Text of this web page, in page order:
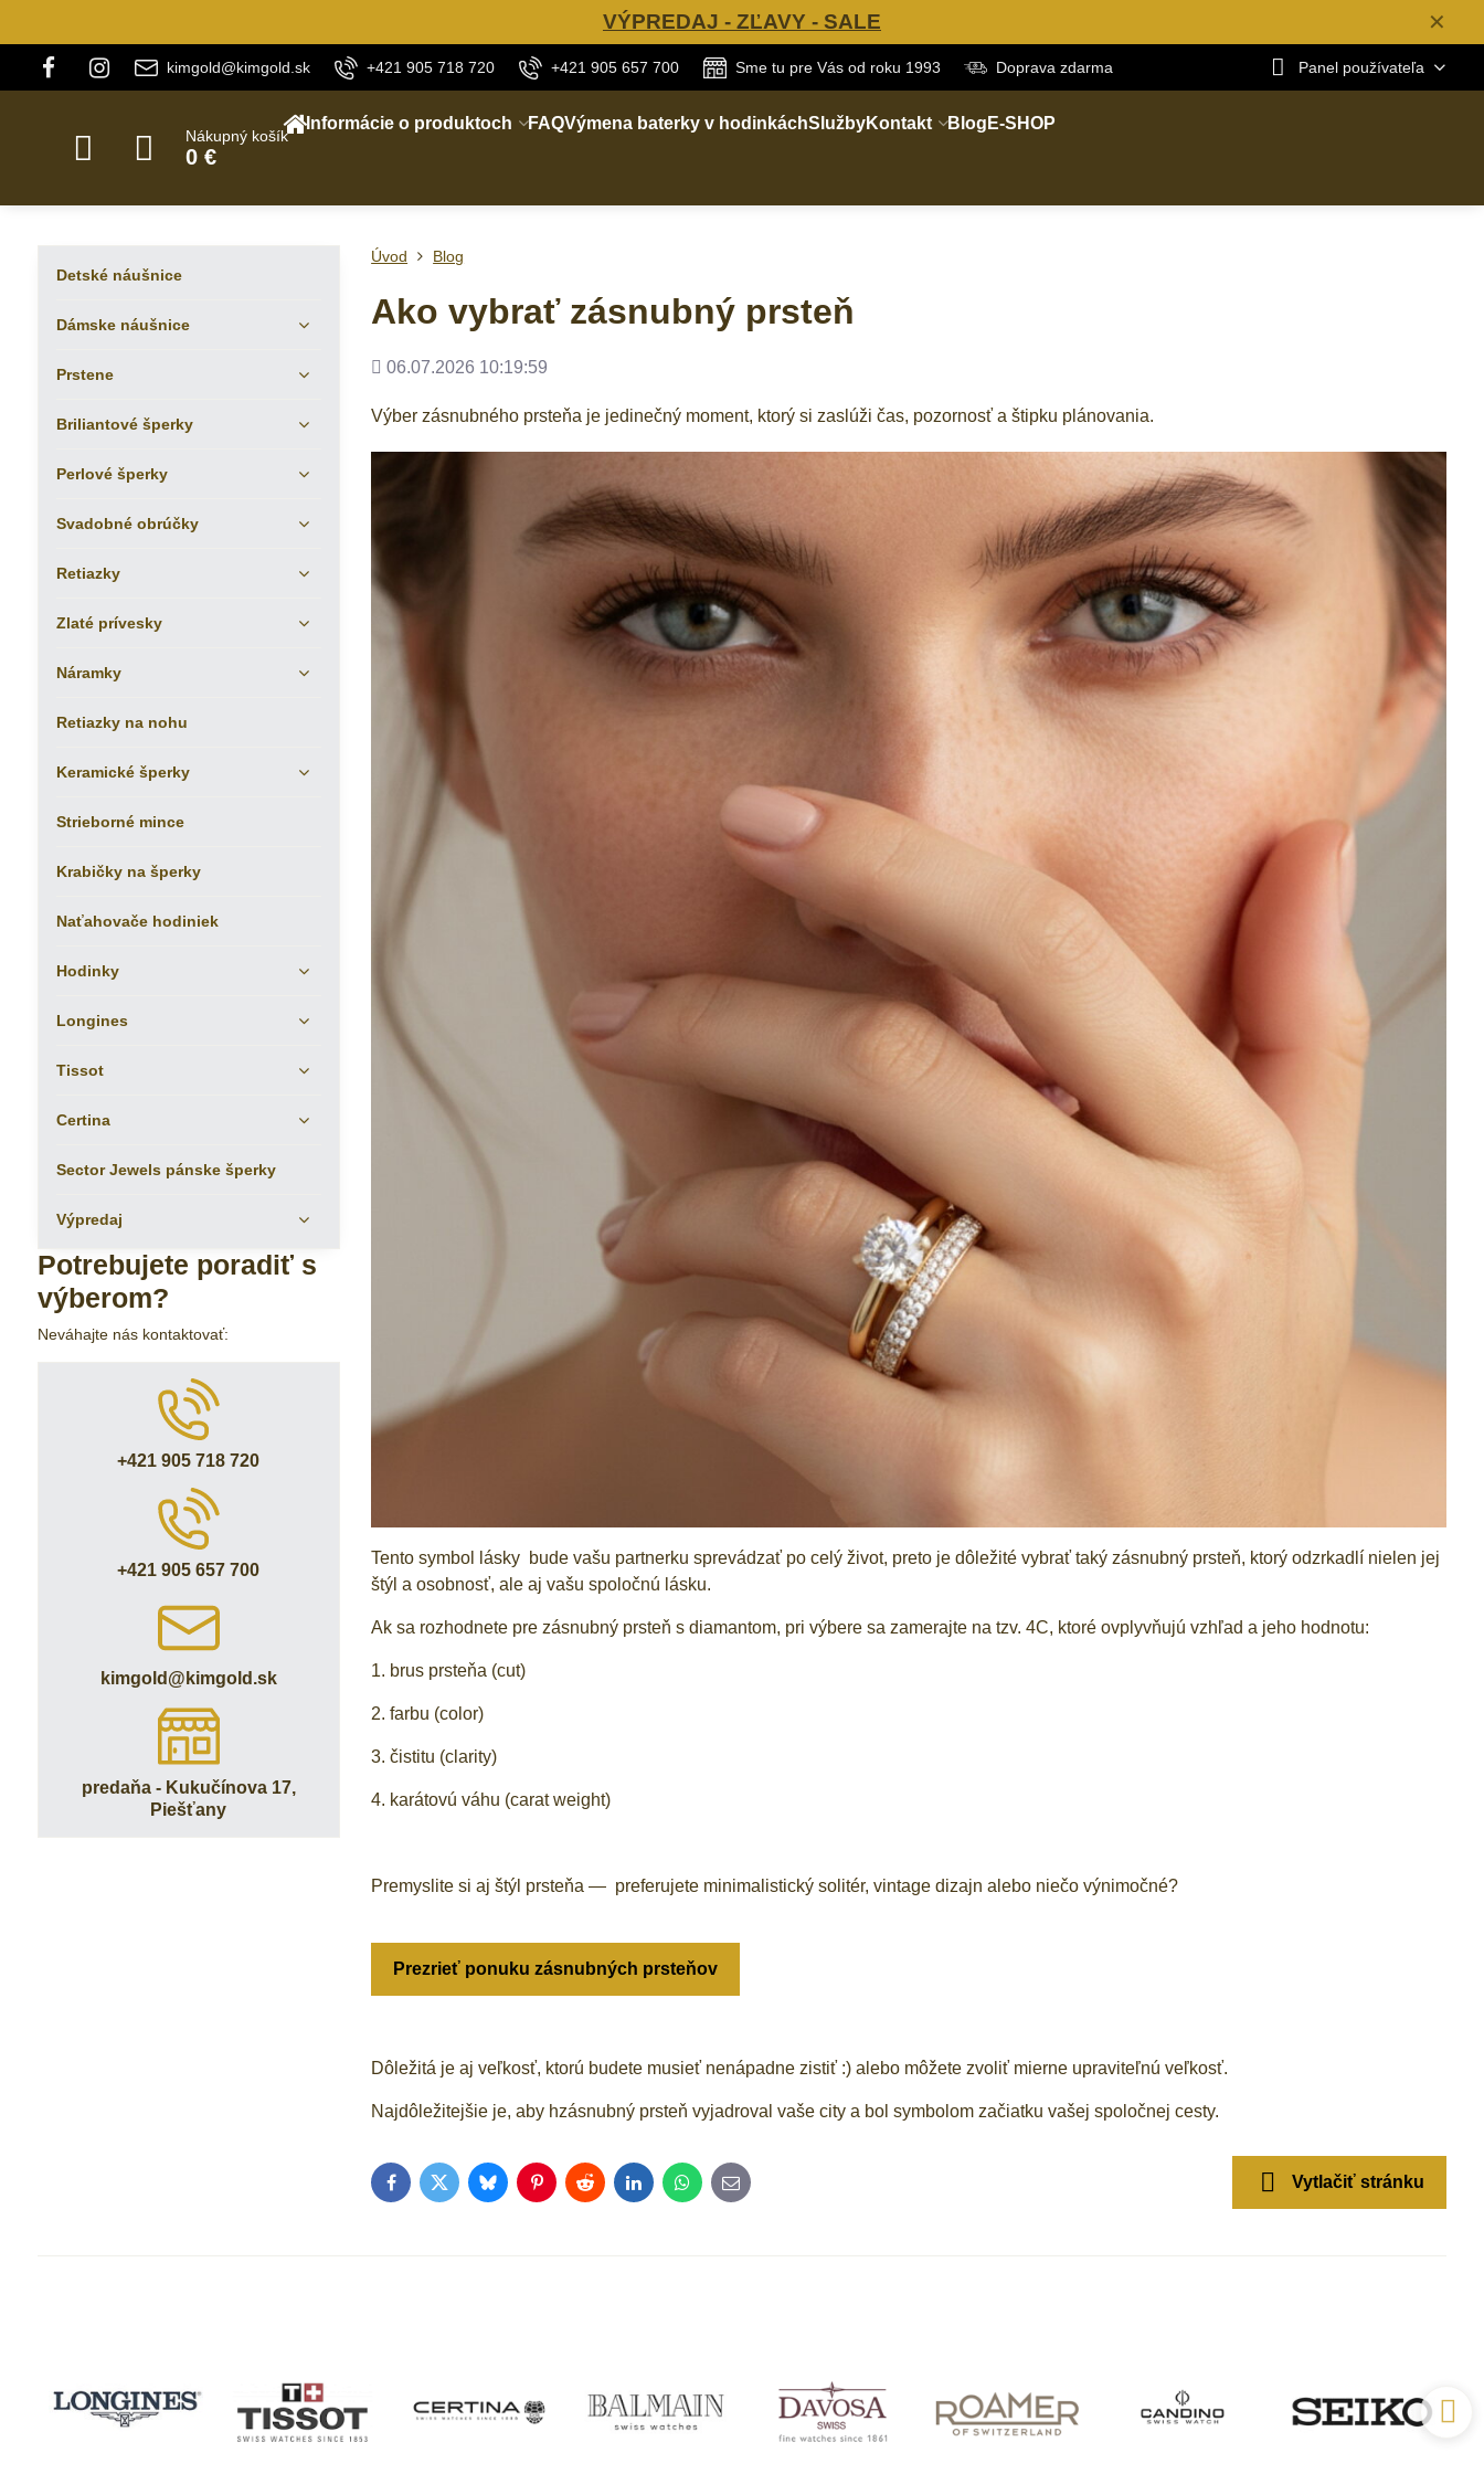
✕
VÝPREDAJ - ZĽAVY - SALE
kimgold@kimgold.sk +421 905 718 720 +421 905 657 700 Sme tu pre Vás od roku 1993 Doprava zdarma Panel používateľa
Nákupný košík
0 €
Informácie o produktoch FAQVýmena baterky v hodinkáchSlužbyKontakt Blog E-SHOP
Úvod Blog
Ako vybrať zásnubný prsteň
Pridané
06.07.2026 10:19:59
Výber zásnubného prsteňa je jedinečný moment, ktorý si zaslúži čas, pozornosť a štipku plánovania.
Tento symbol lásky bude vašu partnerku sprevádzať po celý život, preto je dôležité vybrať taký zásnubný prsteň, ktorý odzrkadlí nielen jej
štýl a osobnosť, ale aj vašu spoločnú lásku.
Ak sa rozhodnete pre zásnubný prsteň s diamantom, pri výbere sa zamerajte na tzv. 4C, ktoré ovplyvňujú vzhľad a jeho hodnotu:
1. brus prsteňa (cut)
2. farbu (color)
3. čistitu (clarity)
4. karátovú váhu (carat weight)
Premyslite si aj štýl prsteňa — preferujete minimalistický solitér, vintage dizajn alebo niečo výnimočné?
Prezrieť ponuku zásnubných prsteňov
Dôležitá je aj veľkosť, ktorú budete musieť nenápadne zistiť :) alebo môžete zvoliť mierne upraviteľnú veľkosť.
Najdôležitejšie je, aby hzásnubný prsteň vyjadroval vaše city a bol symbolom začiatku vašej spoločnej cesty.
FacebookTwitterBlueskyPinterestRedditLinkedInWhatsApp
E-
mail
Vytlačiť stránku
Detské náušnice
Dámske náušnice
Prstene
Briliantové šperky
Perlové šperky
Svadobné obrúčky
Retiazky
Zlaté prívesky
Náramky
Retiazky na nohu
Keramické šperky
Strieborné mince
Krabičky na šperky
Naťahovače hodiniek
Hodinky
Longines
Tissot
Certina
Sector Jewels pánske šperky
Výpredaj
Potrebujete poradiť s
výberom?
Neváhajte nás kontaktovať:
+421 905 718 720
+421 905 657 700
kimgold​@kimgold​.sk
predaňa - Kukučínova 17,
Piešťany